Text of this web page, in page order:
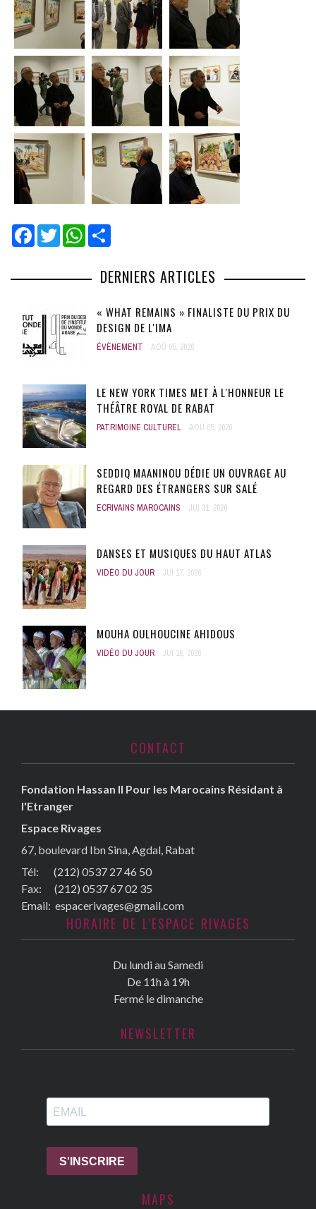
Facebook
TwitterWhatsApp
DERNIERS ARTICLES
« WHAT REMAINS » FINALISTE DU PRIX DU
DESIGN DE L'IMA
ÉVÈNEMENT AOÛ 05, 2026
LE NEW YORK TIMES MET À L'HONNEUR LE
THÉÂTRE ROYAL DE RABAT
PATRIMOINE CULTUREL AOÛ 05, 2026
SEDDIQ MAANINOU DÉDIE UN OUVRAGE AU
REGARD DES ÉTRANGERS SUR SALÉ
ECRIVAINS MAROCAINS JUI 21, 2026
DANSES ET MUSIQUES DU HAUT ATLAS
VIDÉO DU JOUR JUI 17, 2026
MOUHA OULHOUCINE AHIDOUS
VIDÉO DU JOUR JUI 16, 2026
CONTACT
Fondation Hassan II Pour les Marocains Résidant à
l'Etranger
Espace Rivages
67, boulevard Ibn Sina, Agdal, Rabat
Tél: (212) 0537 27 46 50
Fax: (212) 0537 67 02 35
Email: espacerivages@gmail.com
HORAIRE DE L'ESPACE RIVAGES
Du lundi au Samedi
De 11h à 19h
Fermé le dimanche
NEWSLETTER
MAPS